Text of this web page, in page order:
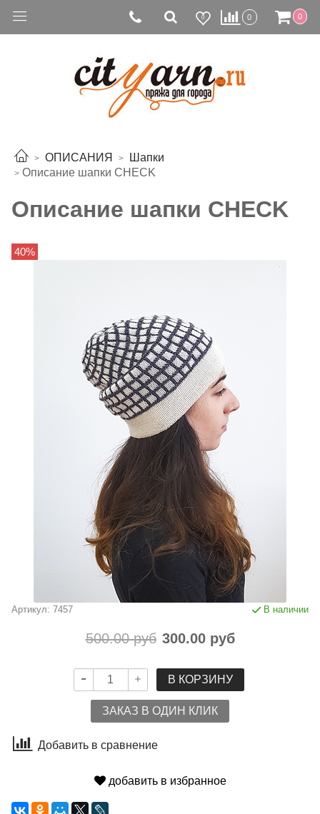
0 0 0
ОПИСАНИЯ
Шапки
Описание шапки CHECK
Описание шапки CHECK
40%
Артикул: 7457 В наличии
500.00 руб 300.00 руб
В КОРЗИНУ
ЗАКАЗ В ОДИН КЛИК
Добавить в сравнение
добавить в избранное